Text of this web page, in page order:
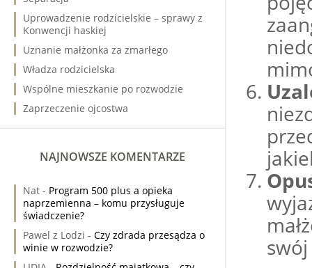
Uprowadzenie rodzicielskie – sprawy z
Konwencji haskiej
Uznanie małżonka za zmarłego
Władza rodzicielska
Wspólne mieszkanie po rozwodzie
Zaprzeczenie ojcostwa
NAJNOWSZE KOMENTARZE
Nat - Program 500 plus a opieka
naprzemienna – komu przysługuje
świadczenie?
Pawel z Lodzi - Czy zdrada przesądza o
winie w rozwodzie?